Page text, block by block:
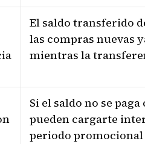
El saldo transferido
las compras nuevas
mientras la
Si el saldo no se
pueden cargarte
periodo promocional